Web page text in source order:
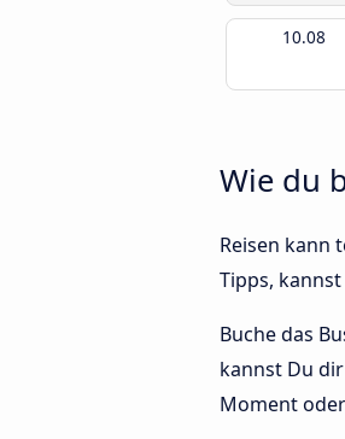
10.08
Wie du
Reisen kann
Tipps,
Buche das
kannst Du
Moment